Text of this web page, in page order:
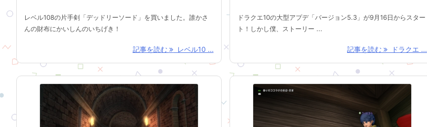
レベル108の片手剣「デッドリーソード」を買いました。誰かさ
んの財布にかいしんのいちげき！
記事を読む レベル10 ...
ドラクエ10の大型アプデ「バージョン5.3」が9月16日からスター
ト！しかし僕、ストーリー ...
記事を読む ドラクエ ...